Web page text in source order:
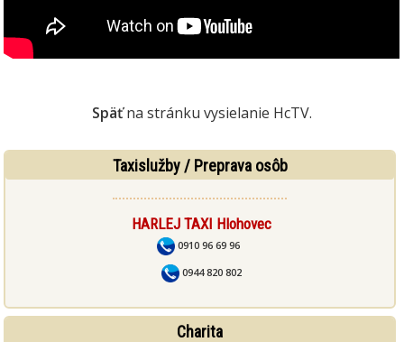
Späťna stránku vysielanie HcTV.
Taxislužby / Preprava osôb
HARLEJ TAXI Hlohovec
0910 96 69 96
0944 820 802
Charita